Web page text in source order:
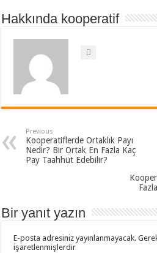
Hakkında kooperatif
Previous
Kooperatiflerde Ortaklık Payı
Nedir? Bir Ortak En Fazla Kaç
Pay Taahhüt Edebilir?
Bir yanıt yazın
E-posta adresiniz yayınlanmayacak.
işaretlenmişlerdir